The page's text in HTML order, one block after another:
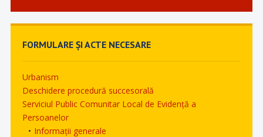
FORMULARE ȘI ACTE NECESARE
Urbanism
Deschidere procedură succesorală
Serviciul Public Comunitar Local de Evidență a
Persoanelor
Informații generale